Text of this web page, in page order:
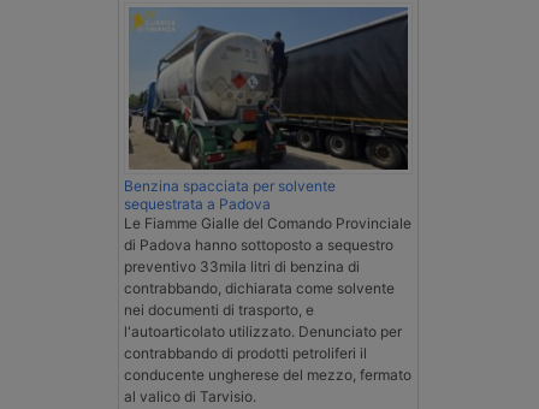
Benzina spacciata per solvente
sequestrata a Padova
Le Fiamme Gialle del Comando Provinciale
di Padova hanno sottoposto a sequestro
preventivo 33mila litri di benzina di
contrabbando, dichiarata come solvente
nei documenti di trasporto, e
l'autoarticolato utilizzato. Denunciato per
contrabbando di prodotti petroliferi il
conducente ungherese del mezzo, fermato
al valico di Tarvisio.